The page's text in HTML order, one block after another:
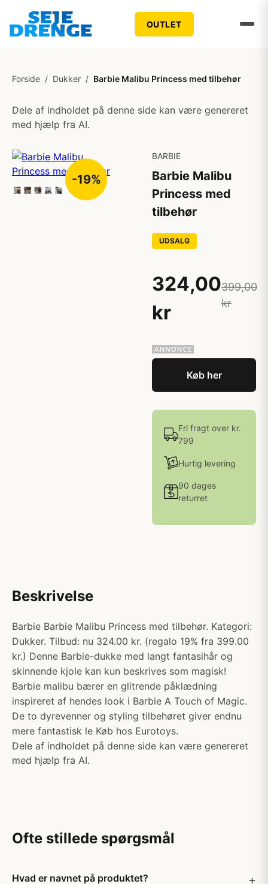
OUTLET
Forside / Dukker / Barbie Malibu Princess med tilbehør
Dele af indholdet på denne side kan være genereret
med hjælp fra AI.
-19%
BARBIE
Barbie Malibu
Princess med
tilbehør
UDSALG
324,00
kr
399,00
kr
Køb her
Fri fragt over kr.
799
Hurtig levering
90 dages
returret
Beskrivelse
Barbie Barbie Malibu Princess med tilbehør. Kategori:
Dukker. Tilbud: nu 324.00 kr. (regalo 19% fra 399.00
kr.) Denne Barbie-dukke med langt fantasihår og
skinnende kjole kan kun beskrives som magisk!
Barbie malibu bærer en glitrende påklædning
inspireret af hendes look i Barbie A Touch of Magic.
De to dyrevenner og styling tilbehøret giver endnu
mere fantastisk le Køb hos Eurotoys.
Dele af indholdet på denne side kan være genereret
med hjælp fra AI.
Ofte stillede spørgsmål
Hvad er navnet på produktet?